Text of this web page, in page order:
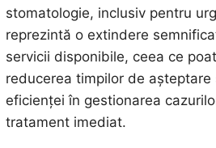
stomatologie, inclusiv pentru
reprezintă o extindere
servicii disponibile, ceea ce
reducerea timpilor de așteptare
eficienței în gestionarea
tratament imediat.